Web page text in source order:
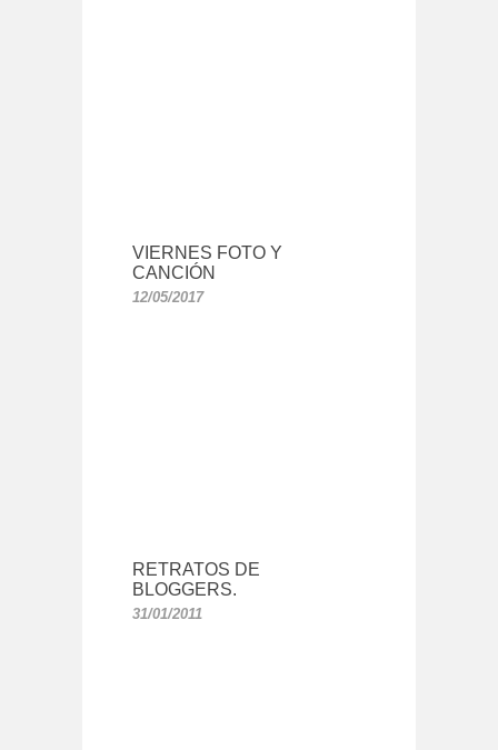
VIERNES FOTO Y
CANCIÓN
12/05/2017
RETRATOS DE
BLOGGERS.
31/01/2011